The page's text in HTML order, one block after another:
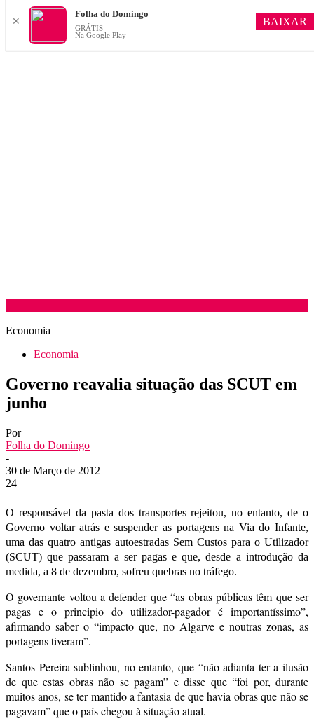
Economia
Economia
Governo reavalia situação das SCUT em
junho
Por
Folha do Domingo
-
30 de Março de 2012
24
O responsável da pasta dos transportes rejeitou, no entanto, de o
Governo voltar atrás e suspender as portagens na Via do Infante,
uma das quatro antigas autoestradas Sem Custos para o Utilizador
(SCUT) que passaram a ser pagas e que, desde a introdução da
medida, a 8 de dezembro, sofreu quebras no tráfego.
O governante voltou a defender que “as obras públicas têm que ser
pagas e o principio do utilizador-pagador é importantíssimo”,
afirmando saber o “impacto que, no Algarve e noutras zonas, as
portagens tiveram”.
Santos Pereira sublinhou, no entanto, que “não adianta ter a ilusão
de que estas obras não se pagam” e disse que “foi por, durante
muitos anos, se ter mantido a fantasia de que havia obras que não se
pagavam” que o país chegou à situação atual.
✕
Folha do Domingo
GRÁTIS
Na Google Play
BAIXAR